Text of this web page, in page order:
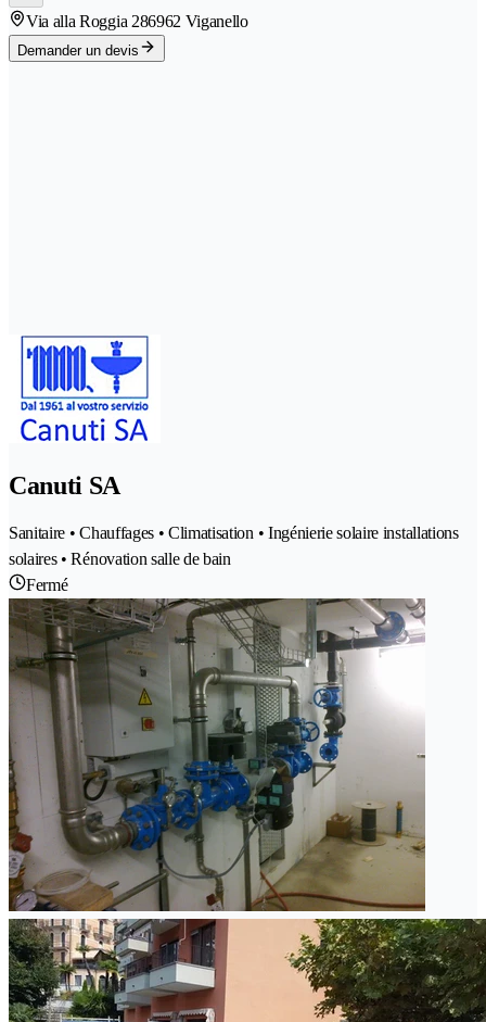
Via alla Roggia 286962 Viganello
Demander un devis
Canuti SA
Sanitaire • Chauffages • Climatisation • Ingénierie solaire installations
solaires • Rénovation salle de bain
Fermé